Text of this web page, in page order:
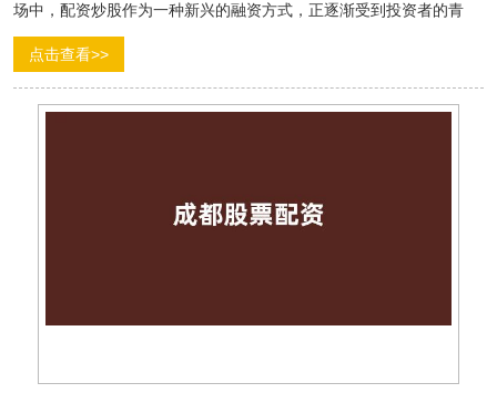
场中，配资炒股作为一种新兴的融资方式，正逐渐受到投资者的青
睐。它允许投资者通过借入资金来增加其投...
点击查看>>